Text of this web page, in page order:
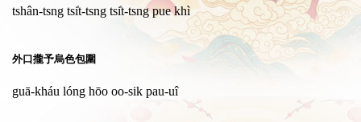
tshân-tsng tsi̍t-tsng tsi̍t-tsng pue khì
外口攏予烏色包圍
guā-kháu lóng hōo oo-sik pau-uî